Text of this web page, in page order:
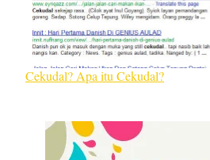
Cekudal? Apa itu Cekudal?